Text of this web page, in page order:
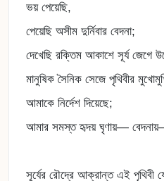
ভয় পেয়েছি,
পেয়েছি অসীম দুর্নিবার বেদনা;
দেখেছি রক্তিম আকাশে সূর্য জেগে
মানুষিক সৈনিক সেজে পৃথিবীর
আমাকে নির্দেশ দিয়েছে;
আমার সমস্ত হৃদয় ঘৃণায়—
সূর্যের রৌদ্রে আক্রান্ত এই পৃথিবী